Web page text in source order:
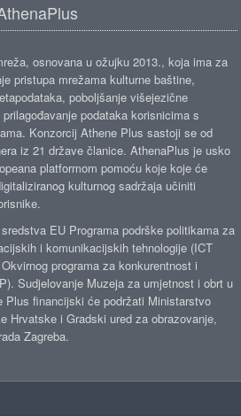
osnovana u ožujku 2013., koja ima za
pristupa mrežama kulturne baštine,
poboljšanje višejezične
podataka korisnicima s
Konzorcij Athene Plus sastoji se od
iz 21 države članice. AthenaPlus je usko
platformom pomoću koje koje će
kulturnog sadržaja učiniti
EU Programa podrške politikama za
i komunikacijskih tehnologije (ICT
programa za konkurentnost i
Sudjelovanje Muzeja za umjetnost i obrt u
Plus financijski će podržati Ministarstvo
Hrvatske i Gradski ured za obrazovanje,
Zagreba.